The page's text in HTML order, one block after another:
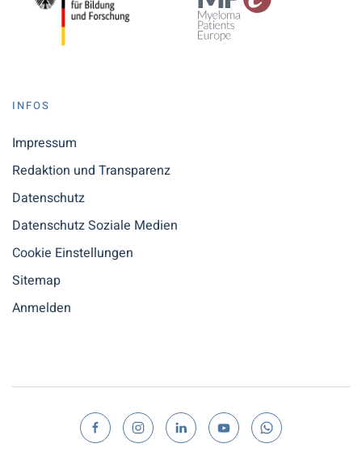
INFOS
Impressum
Redaktion und Transparenz
Datenschutz
Datenschutz Soziale Medien
Cookie Einstellungen
Sitemap
Anmelden